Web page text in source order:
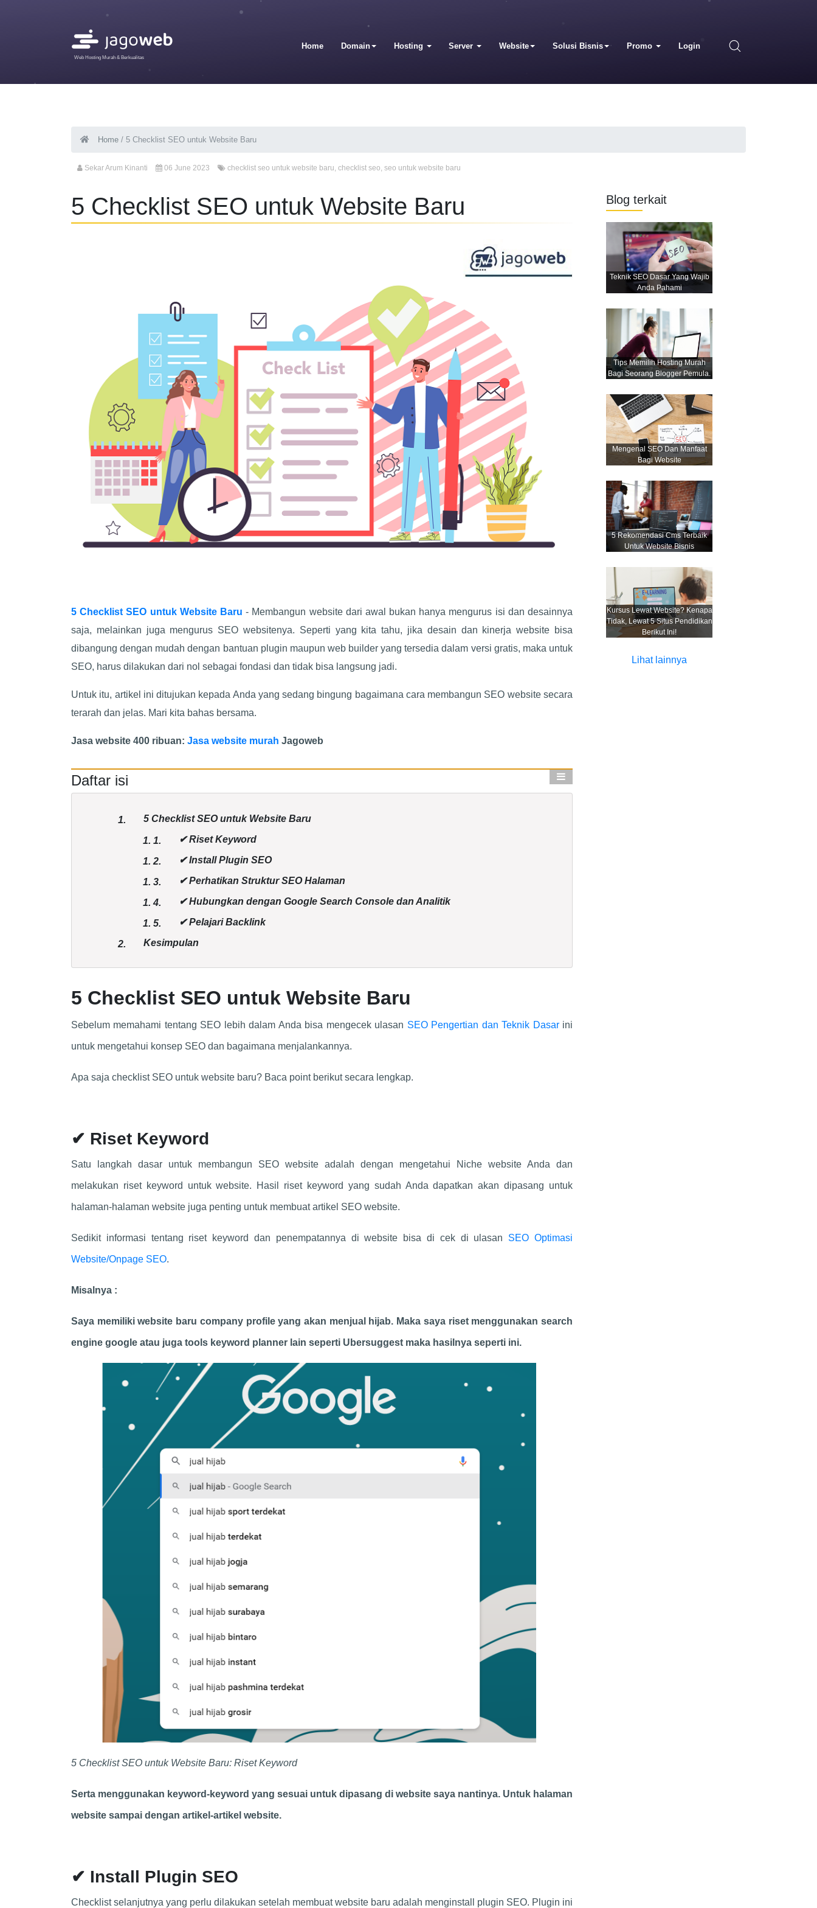
Web Hosting Murah & Berkualitas
Home Domain Hosting Server Website Solusi Bisnis Promo Login
Home / 5 Checklist SEO untuk Website Baru
Sekar Arum Kinanti 06 June 2023 checklist seo untuk website baru, checklist seo, seo untuk website baru
5 Checklist SEO untuk Website Baru
5 Checklist SEO untuk Website Baru - Membangun website dari awal bukan hanya mengurus isi dan desainnya
saja, melainkan juga mengurus SEO websitenya. Seperti yang kita tahu, jika desain dan kinerja website bisa
dibangung dengan mudah dengan bantuan plugin maupun web builder yang tersedia dalam versi gratis, maka untuk
SEO, harus dilakukan dari nol sebagai fondasi dan tidak bisa langsung jadi.
Untuk itu, artikel ini ditujukan kepada Anda yang sedang bingung bagaimana cara membangun SEO website secara
terarah dan jelas. Mari kita bahas bersama.
Jasa website 400 ribuan: Jasa website murah Jagoweb
Daftar isi
1. 5 Checklist SEO untuk Website Baru
1. 1. ✔ Riset Keyword
1. 2. ✔ Install Plugin SEO
1. 3. ✔ Perhatikan Struktur SEO Halaman
1.4. ✔ Hubungkan dengan Google Search Console dan Analitik
1. 5. ✔ Pelajari Backlink
2. Kesimpulan
5 Checklist SEO untuk Website Baru
Sebelum memahami tentang SEO lebih dalam Anda bisa mengecek ulasan SEO Pengertian dan Teknik Dasarini
untuk mengetahui konsep SEO dan bagaimana menjalankannya.
Apa saja checklist SEO untuk website baru? Baca point berikut secara lengkap.
✔ Riset Keyword
Satu langkah dasar untuk membangun SEO website adalah dengan mengetahui Niche website Anda dan
melakukan riset keyword untuk website. Hasil riset keyword yang sudah Anda dapatkan akan dipasang untuk
halaman-halaman website juga penting untuk membuat artikel SEO website.
Sedikit informasi tentang riset keyword dan penempatannya di website bisa di cek di ulasan SEO Optimasi
Website/Onpage SEO.
Misalnya :
Saya memiliki website baru company profile yang akan menjual hijab. Maka saya riset menggunakan search
engine google atau juga tools keyword planner lain seperti Ubersuggest maka hasilnya seperti ini.
5 Checklist SEO untuk Website Baru: Riset Keyword
Serta menggunakan keyword-keyword yang sesuai untuk dipasang di website saya nantinya. Untuk halaman
website sampai dengan artikel-artikel website.
✔ Install Plugin SEO
Checklist selanjutnya yang perlu dilakukan setelah membuat website baru adalah menginstall plugin SEO. Plugin ini
Blog terkait
Teknik SEO Dasar Yang Wajib
Anda Pahami
Tips Memilih Hosting Murah
Bagi Seorang Blogger Pemula.
Mengenal SEO Dan Manfaat
Bagi Website
5 Rekomendasi Cms Terbaik
Untuk Website Bisnis
Kursus Lewat Website? Kenapa
Tidak, Lewat 5 Situs Pendidikan
Berikut Ini!
Lihat lainnya